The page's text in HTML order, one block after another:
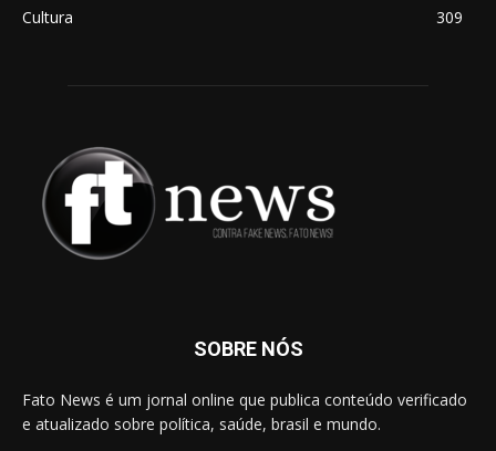
Cultura
309
SOBRE NÓS
Fato News é um jornal online que publica conteúdo verificado
e atualizado sobre política, saúde, brasil e mundo.